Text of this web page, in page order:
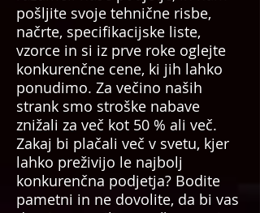
pošljite svoje tehnične risbe,
načrte, specifikacijske liste,
vzorce in si iz prve roke oglejte
konkurenčne cene, ki jih lahko
ponudimo. Za večino naših
strank smo stroške nabave
znižali za več kot 50 % ali več.
Zakaj bi plačali več v svetu, kjer
lahko preživijo le najbolj
konkurenčna podjetja? Bodite
pametni in ne dovolite, da bi vas